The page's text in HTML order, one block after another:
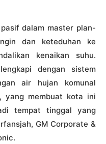
dalam master plan-
dan keteduhan ke
kenaikan suhu.
dengan sistem
air hujan komunal
yang membuat kota ini
tempat tinggal yang
GM Corporate &